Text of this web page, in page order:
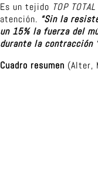
Es un tejido TOP
atención. “Sin la
un 15% la fuerza del
durante la contracción
Cuadro resumen (Alter,